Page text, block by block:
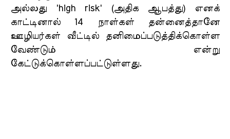
அல்லது 'high risk' (அதிக ஆபத்து) எனக்
காட்டினால் 14 நாள்கள் தன்னைத்தானே
ஊழியர்கள் வீட்டில் தனிமைப்படுத்திக்கொள்ள
வேண்டும் என்று
கேட்டுக்கொள்ளப்பட்டுள்ளது.